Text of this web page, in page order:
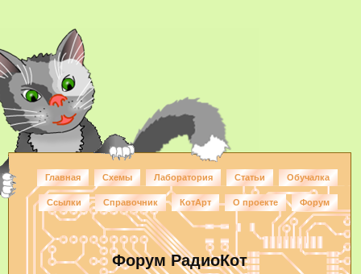
Главная Схемы Лаборатория Статьи Обучалка
Ссылки Справочник КотАрт О проекте Форум
Форум РадиоКот